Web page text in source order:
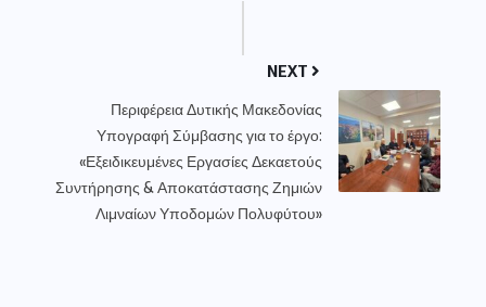
NEXT
Περιφέρεια Δυτικής Μακεδονίας
Υπογραφή Σύμβασης για το έργο:
«Εξειδικευμένες Εργασίες Δεκαετούς
Συντήρησης & Αποκατάστασης Ζημιών
Λιμναίων Υποδομών Πολυφύτου»